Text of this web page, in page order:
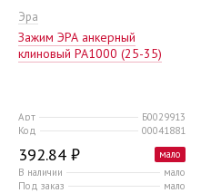
Эра
Зажим ЭРА анкерный
клиновый PA1000 (25-35)
Арт
Б0029913
Код
00041881
392.84 ₽
мало
В наличии
мало
Под заказ
мало